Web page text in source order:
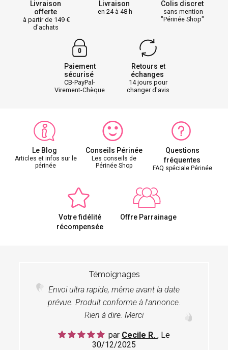
Livraison
offerte
à partir de 149
d'achats
Livraison
en 24 à 48 h
Colis discret
sans mention
"Périnée Shop"
Paiement
sécurisé
CB-PayPal-
Virement-Chèque
Retours et
échanges
14 jours pour
changer d'avis
Le Blog
Articles et infos sur le
périnée
Conseils Périnée
Les conseils de
Périnée Shop
Questions
fréquentes
FAQ spéciale Périnée
Votre fidélité
récompensée
Offre Parrainage
Témoignages
Envoi ultra rapide, même avant la date
prévue. Produit conforme à l'annonce.
Rien à dire. Merci
par Cecile R. , Le
30/12/2025